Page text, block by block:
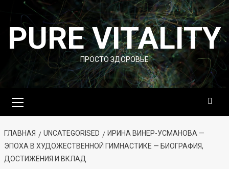
Перейти
содержимому
PURE VITALITY
ПРОСТО ЗДОРОВЬЕ
меню
ГЛАВНАЯ UNCATEGORISED
ИРИНА ВИНЕР-УСМАНОВА —
ЭПОХА В ХУДОЖЕСТВЕННОЙ ГИМНАСТИКЕ — БИОГРАФИЯ,
ДОСТИЖЕНИЯ И ВКЛАД